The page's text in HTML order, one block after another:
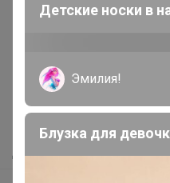
Как здесь все устроено?
Как сделать заказ?
Как получить?
Доставка
Детские носки в
Эмилия!
Блузка для